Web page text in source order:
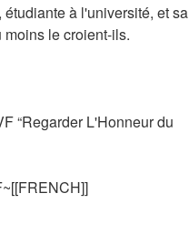
à l'université, et sa
le croient-ils.
“Regarder L'Honneur du